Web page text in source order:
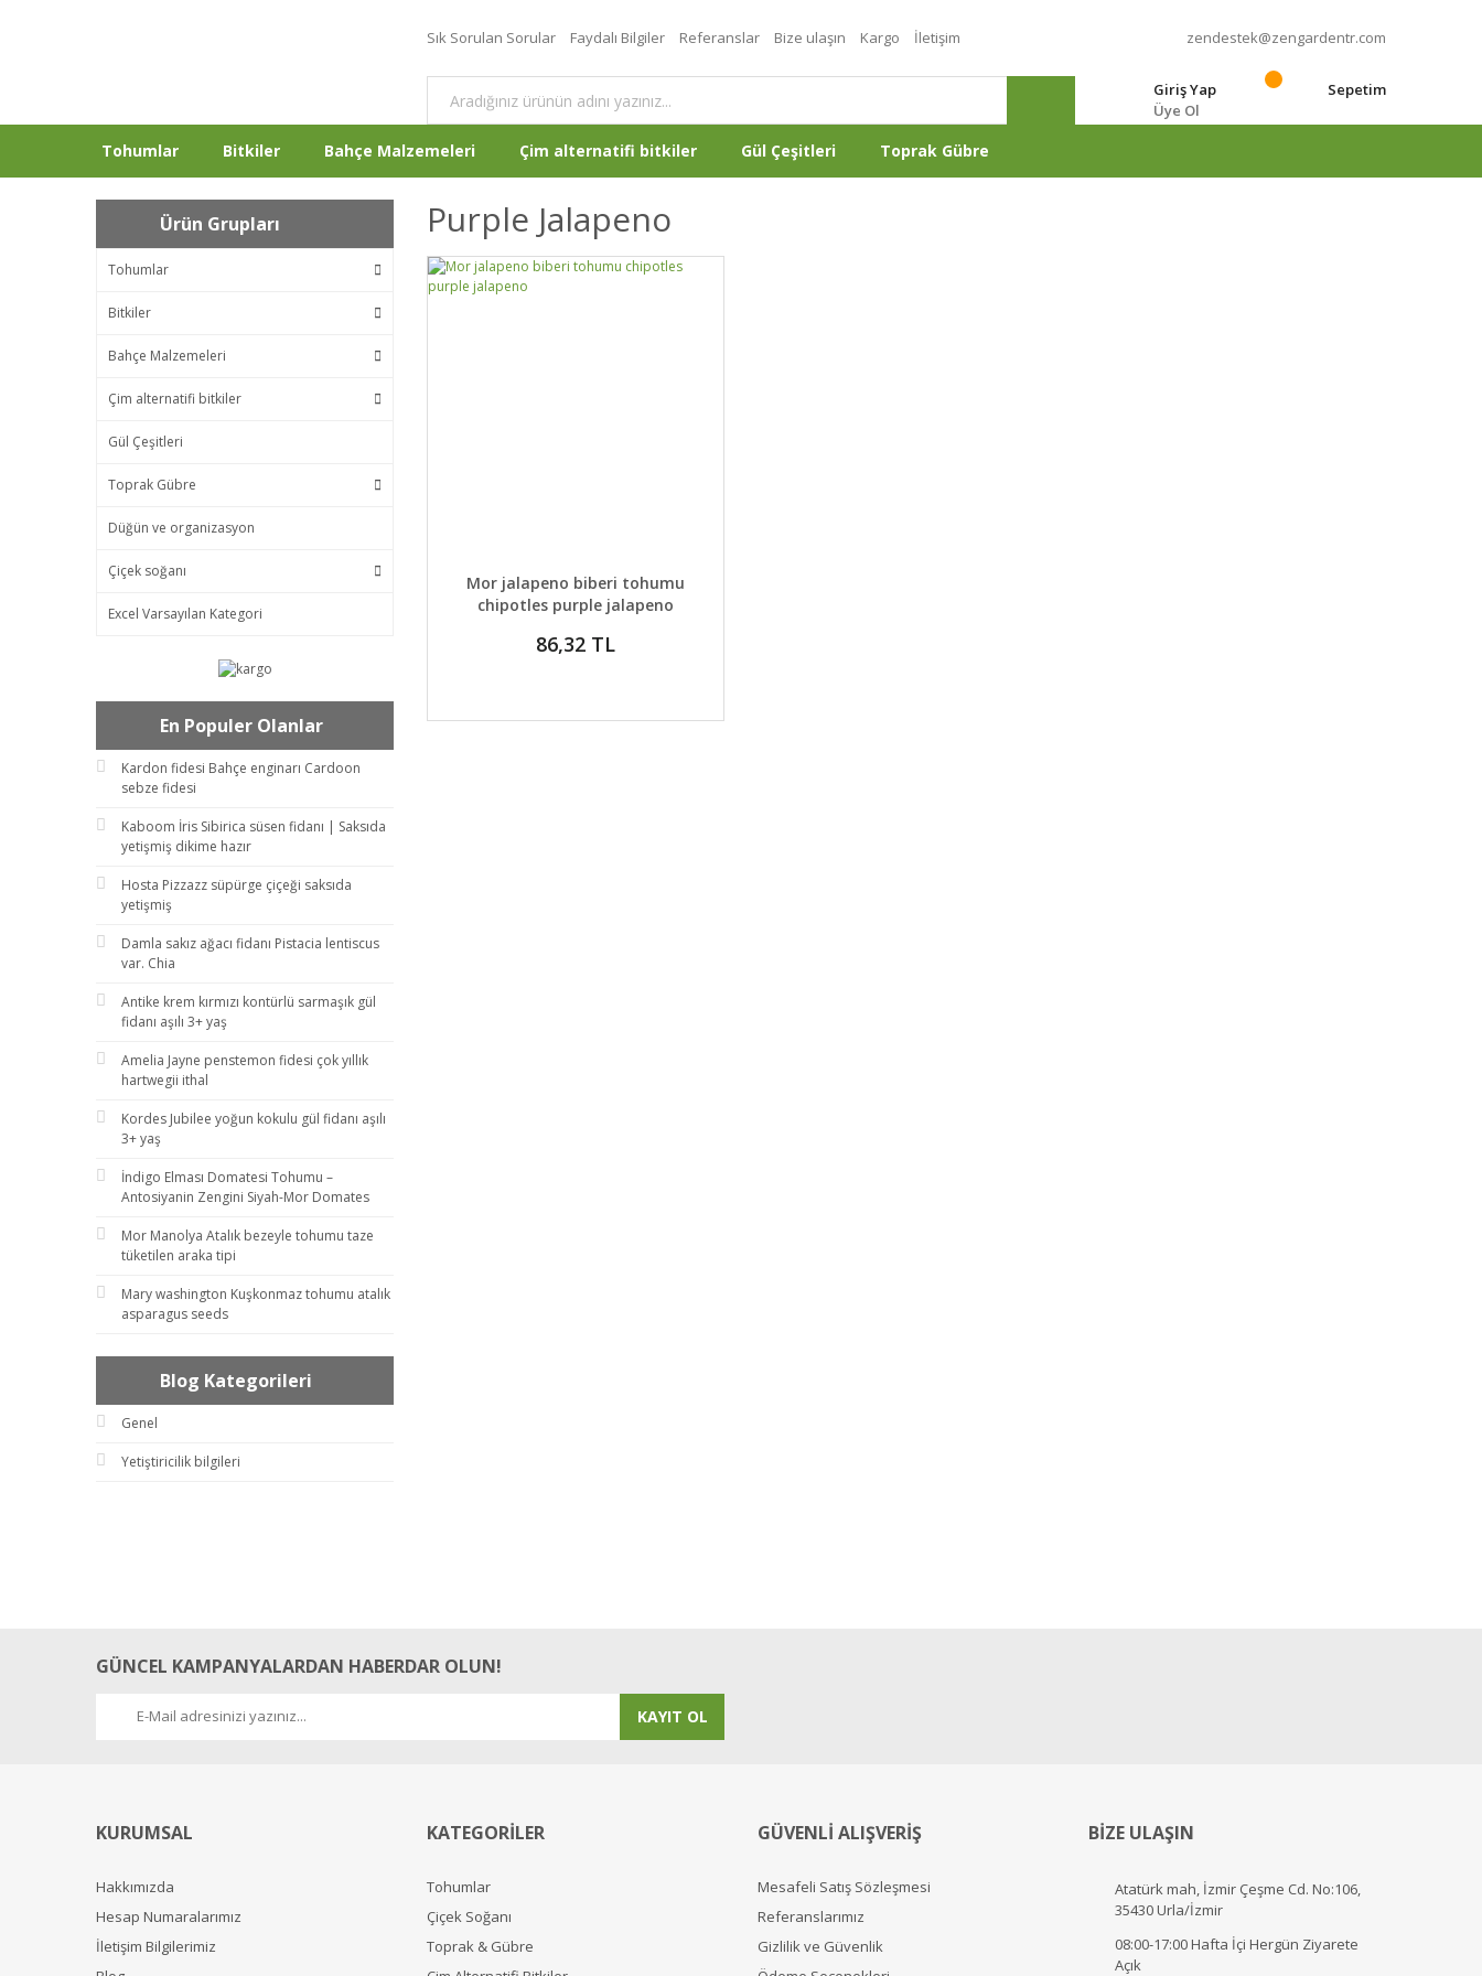
Sık Sorulan Sorular Faydalı Bilgiler Referanslar Bize ulaşın Kargo İletişim zendestek@zengardentr.com
Giriş Yap
Üye Ol
Sepetim
Tohumlar Bitkiler Bahçe Malzemeleri Çim alternatifi bitkiler Gül Çeşitleri Toprak Gübre
Ürün Grupları
Tohumlar
Bitkiler
Bahçe Malzemeleri
Çim alternatifi bitkiler
Gül Çeşitleri
Toprak Gübre
Düğün ve organizasyon
Çiçek soğanı
Excel Varsayılan Kategori
En Populer Olanlar
Kardon fidesi Bahçe enginarı Cardoon
sebze fidesi
Kaboom İris Sibirica süsen fidanı | Saksıda
yetişmiş dikime hazır
Hosta Pizzazz süpürge çiçeği saksıda
yetişmiş
Damla sakız ağacı fidanı Pistacia lentiscus
var. Chia
Antike krem kırmızı kontürlü sarmaşık gül
fidanı aşılı 3+ yaş
Amelia Jayne penstemon fidesi çok yıllık
hartwegii ithal
Kordes Jubilee yoğun kokulu gül fidanı aşılı
3+ yaş
İndigo Elması Domatesi Tohumu –
Antosiyanin Zengini Siyah-Mor Domates
Mor Manolya Atalık bezeyle tohumu taze
tüketilen araka tipi
Mary washington Kuşkonmaz tohumu atalık
asparagus seeds
Blog Kategorileri
Genel
Yetiştiricilik bilgileri
Purple Jalapeno
DETAYLAR GELİNCE HABER VER
Mor jalapeno biberi tohumu
chipotles purple jalapeno
86,32 TL
GÜNCEL KAMPANYALARDAN HABERDAR OLUN!
KAYIT OL
KURUMSAL
Hakkımızda
Hesap Numaralarımız
İletişim Bilgilerimiz
KATEGORİLER
Tohumlar
Çiçek Soğanı
Toprak & Gübre
GÜVENLİ ALIŞVERİŞ
Mesafeli Satış Sözleşmesi
Referanslarımız
Gizlilik ve Güvenlik
BİZE ULAŞIN
Atatürk mah, İzmir Çeşme Cd. No:106,
35430 Urla/İzmir
08:00-17:00 Hafta İçi Hergün Ziyarete
Açık